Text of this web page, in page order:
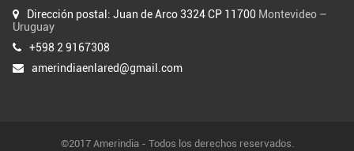
Dirección postal: Juan de Arco 3324 CP 11700 Montevideo –
Uruguay
+598 2 9167308
amerindiaenlared@gmail.com
©2017 Amerindia - Todos los derechos reservados.